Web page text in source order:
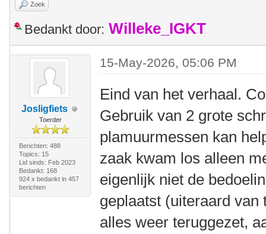
Zoek
Bedankt door: Willeke_IGKT
Josligfiets
Toerder
Berichten: 488
Topics: 15
Lid sinds: Feb 2023
Bedankt: 168
924 x bedankt in 457
berichten
15-May-2026, 05:06 PM
Eind van het verhaal.
Gebruik van 2 grote
plamuurmessen kan
zaak kwam los alleen
eigenlijk niet de
geplaatst (uiteraard
alles weer teruggezet,